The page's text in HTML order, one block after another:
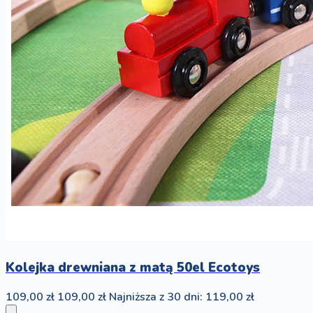
Kolejka drewniana z matą 50el Ecotoys
109,00 zł 109,00 zł Najniższa z 30 dni: 119,00 zł